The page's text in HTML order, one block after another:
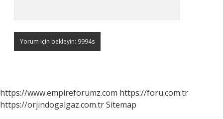
https://www.empireforumz.com https://foru.com.tr
https://orjindogalgaz.com.trSitemap